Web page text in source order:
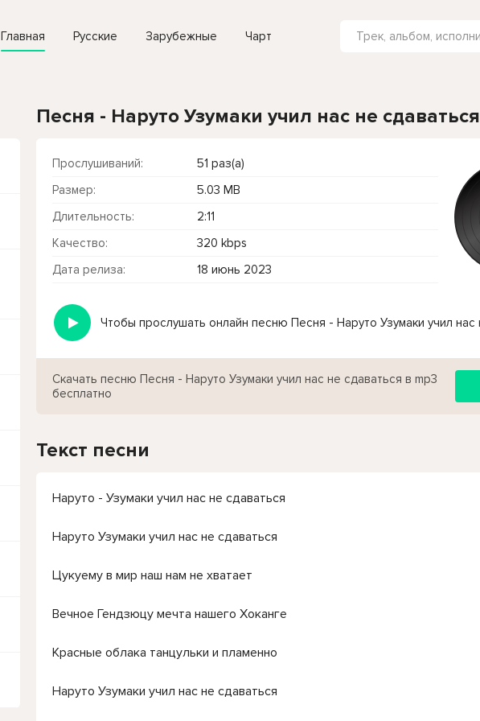
Главная Русские Зарубежные Чарт
Песня - Наруто Узумаки учил нас не сдаваться
Прослушиваний:
51 раз(а)
Размер:
5.03 MB
Длительность:
2:11
Качество:
320 kbps
Дата релиза:
18 июнь 2023
Скачать песню Песня - Наруто Узумаки учил нас не сдаваться в mp3
бесплатно
Текст песни
Наруто - Узумаки учил нас не сдаваться
Наруто Узумаки учил нас не сдаваться
Цукуему в мир наш нам не хватает
Вечное Гендзюцу мечта нашего Хоканге
Красные облака танцульки и пламенно
Наруто Узумаки учил нас не сдаваться